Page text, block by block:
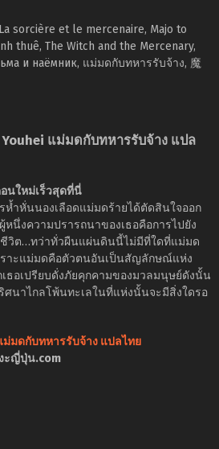
sorcière et le mercenaire, Majo to
thuê, The Witch and the Mercenary,
и наёмник, แม่มดกับทหารรับจ้าง, 魔
แม่มดกับทหารรับจ้าง แปล
นใหม่เร็วสุดที่นี่
ห้ำหั่นนองเลือดแม่มดร้ายได้ตัดสินใจออก
หนึ่งความปรารถนาของเธอคือการไปยัง
ชีวิต…ทว่าทั่วผืนแผ่นดินนี้ไม่มีที่ใดที่แม่มด
ราะแม่มดคือตัวตนอันเป็นสัญลักษณ์แห่ง
ธอเปรียบดั่งภัยคุกคามของมวลมนุษย์ดังนั้น
นาไกลโพ้นทะเลในที่แห่งนั้นจะมีสิ่งใดรอ
ม่มดกับทหารรับจ้าง แปลไทย
ะญี่ปุ่น.com